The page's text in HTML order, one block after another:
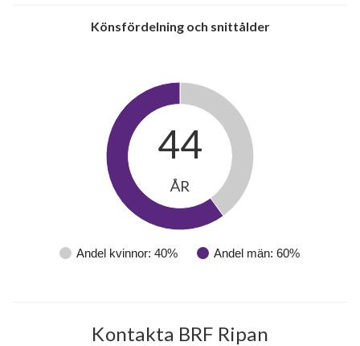
Könsfördelning och snittålder
Andel kvinnor: 40% Andel män: 60%
44
ÅR
Kontakta BRF Ripan